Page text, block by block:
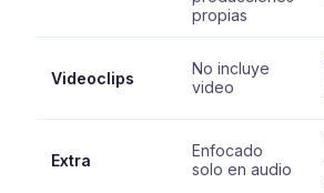
propias
Videoclips
No incluye
video
Extra
Enfocado
solo en audio